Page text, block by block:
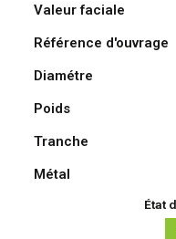
1913
Valeur faciale
Référence d'ouvrage
Diamétre
Poids
Tranche
Métal
État